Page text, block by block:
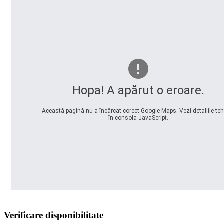
Hopa! A apărut o eroare.
în consola JavaScript.